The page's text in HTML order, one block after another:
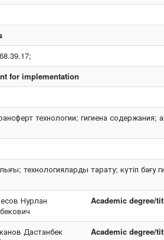
for implementation
технологии; гигиена содержания;
технологияларды тарату; күтіп бағу
Нурлан
Academic degree/
Дастанбек
Academic degree/